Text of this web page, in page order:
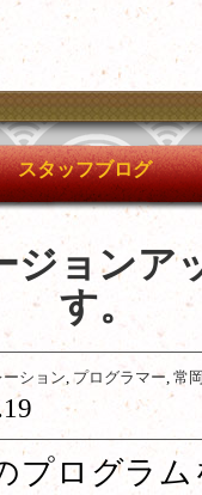
スタッフブログ
ジョンア
す。
ション, プログラマー, 常
プログラ